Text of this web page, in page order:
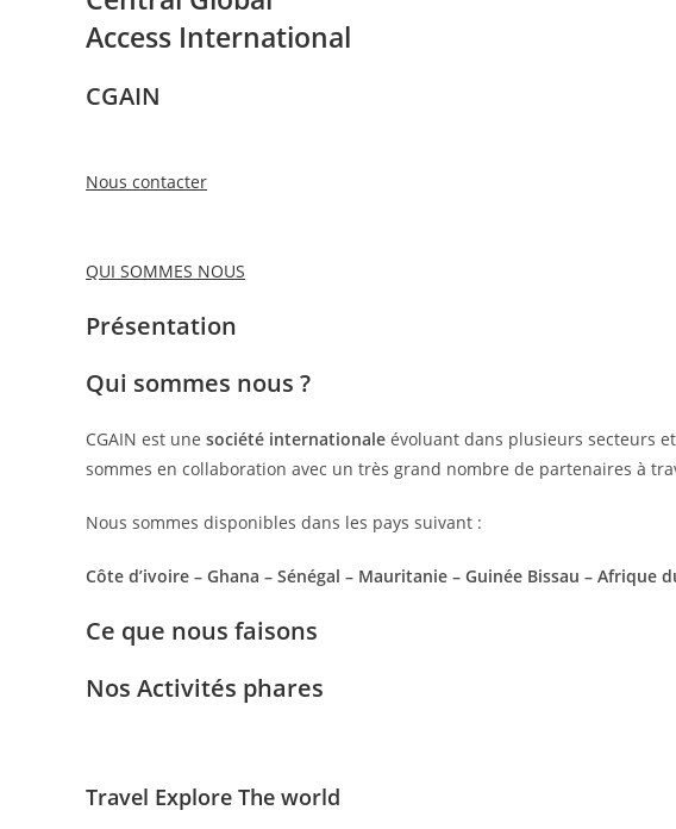
Access International
CGAIN
Nous contacter
QUI SOMMES NOUS
Présentation
Qui sommes nous ?
CGAIN est une société internationale évoluant dans plusieurs secteurs
sommes en collaboration avec un très grand nombre de partenaires à
Nous sommes disponibles dans les pays suivant :
Côte d’ivoire – Ghana – Sénégal – Mauritanie – Guinée Bissau – Afrique
Ce que nous faisons
Nos Activités phares
Travel Explore The world